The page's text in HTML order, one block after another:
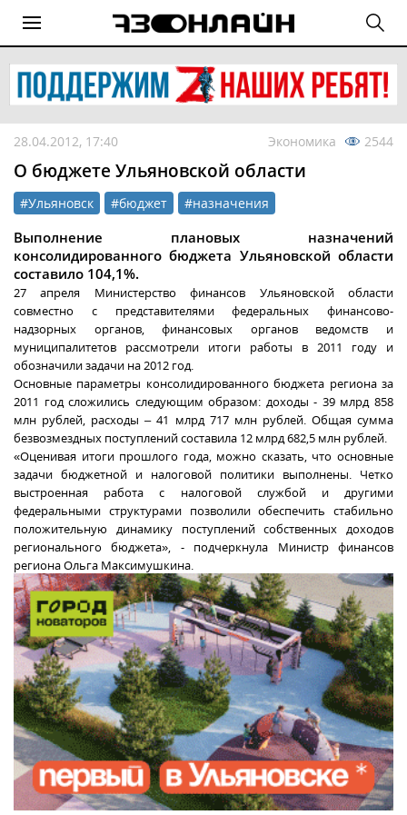
28.04.2012, 17:40 Экономика 2544
О бюджете Ульяновской области
#Ульяновск #бюджет #назначения
Выполнение плановых назначений
консолидированного бюджета Ульяновской области
составило 104,1%.
27 апреля Министерство финансов Ульяновской области
совместно с представителями федеральных финансово-
надзорных органов, финансовых органов ведомств и
муниципалитетов рассмотрели итоги работы в 2011 году и
обозначили задачи на 2012 год.
Основные параметры консолидированного бюджета региона за
2011 год сложились следующим образом: доходы - 39 млрд 858
млн рублей, расходы – 41 млрд 717 млн рублей. Общая сумма
безвозмездных поступлений составила 12 млрд 682,5 млн рублей.
«Оценивая итоги прошлого года, можно сказать, что основные
задачи бюджетной и налоговой политики выполнены. Четко
выстроенная работа с налоговой службой и другими
федеральными структурами позволили обеспечить стабильно
положительную динамику поступлений собственных доходов
регионального бюджета», - подчеркнула Министр финансов
региона Ольга Максимушкина.